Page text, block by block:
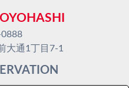
大通1丁目7-1